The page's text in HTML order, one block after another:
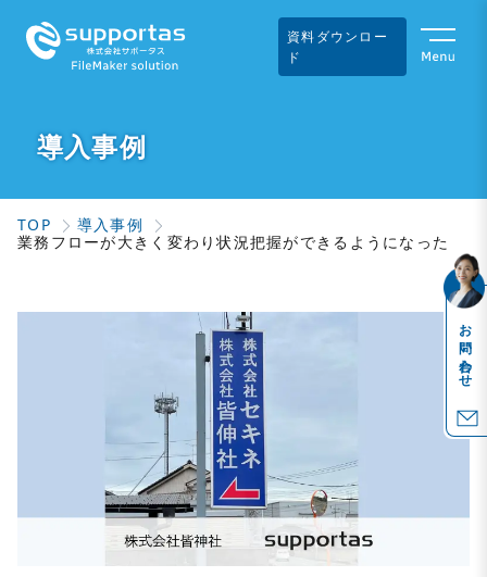
資料ダウンロー
ド
お問い合わせ
導入事例
TOP
導入事例
業務フローが大きく変わり状況把握ができるようになった